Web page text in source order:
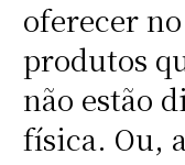
oferecer
produtos
não estão
física. Ou,